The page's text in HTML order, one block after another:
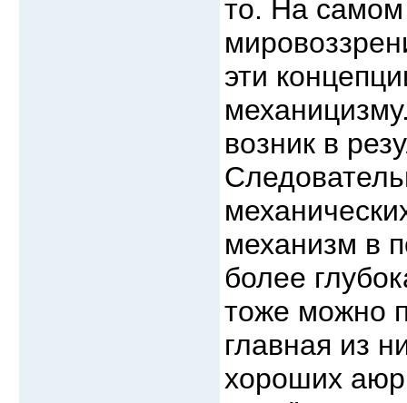
то. На самом
эти
возник в
механизм в
более
тоже можно
главная из
хороших